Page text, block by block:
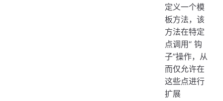
定义一个模
板方法，该
方法在特定
点调用“ 钩
子”操作，从
而仅允许在
这些点进行
扩展